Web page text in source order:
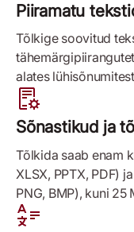
Piiramatu
Tõlkige soovitud
alates
Sõnastikud ja
Tõlkida saab enam
XLSX, PPTX, PDF)
PNG, BMP), kuni 25